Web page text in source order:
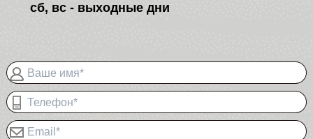
сб, вс - выходные дни
Ваше имя*
Телефон*
Email*